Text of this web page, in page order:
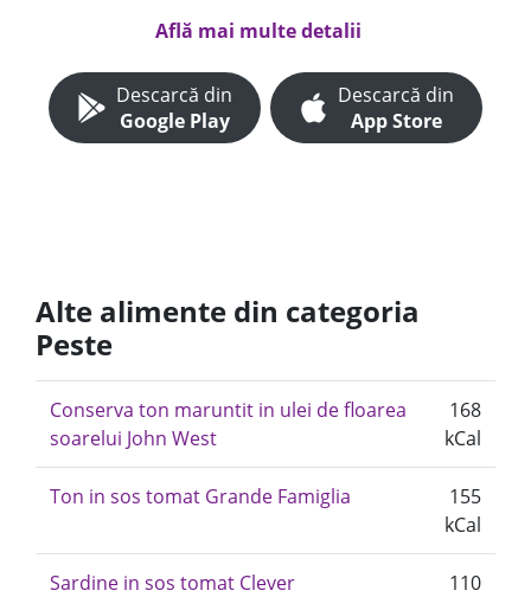
Află mai multe detalii
Descarcă din
Google Play
Descarcă din
App Store
Alte alimente din categoria
Peste
Conserva ton maruntit in ulei de floarea
soarelui John West
168
kCal
Ton in sos tomat Grande Famiglia
155
kCal
Sardine in sos tomat Clever
110